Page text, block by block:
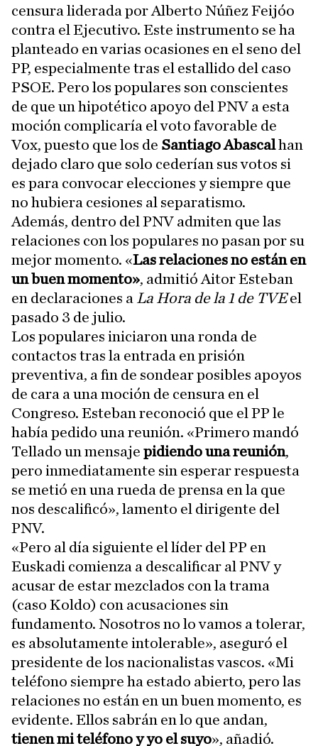
censura liderada por Alberto Núñez Feijóo
contra el Ejecutivo. Este instrumento se ha
planteado en varias ocasiones en el seno del
PP, especialmente tras el estallido del caso
PSOE. Pero los populares son conscientes
de que un hipotético apoyo del PNV a esta
moción complicaría el voto favorable de
Vox, puesto que los de Santiago Abascalhan
dejado claro que solo cederían sus votos si
es para convocar elecciones y siempre que
no hubiera cesiones al separatismo.
Además, dentro del PNV admiten que las
relaciones con los populares no pasan por su
mejor momento. «Las relaciones no están en
un buen momento», admitió Aitor Esteban
en declaraciones a La Hora de la 1 de TVEel
pasado 3 de julio.
Los populares iniciaron una ronda de
contactos tras la entrada en prisión
preventiva, a fin de sondear posibles apoyos
de cara a una moción de censura en el
Congreso. Esteban reconoció que el PP le
había pedido una reunión. «Primero mandó
Tellado un mensaje pidiendo una reunión,
pero inmediatamente sin esperar respuesta
se metió en una rueda de prensa en la que
nos descalificó», lamento el dirigente del
PNV.
«Pero al día siguiente el líder del PP en
Euskadi comienza a descalificar al PNV y
acusar de estar mezclados con la trama
(caso Koldo) con acusaciones sin
fundamento. Nosotros no lo vamos a tolerar,
es absolutamente intolerable», aseguró el
presidente de los nacionalistas vascos. «Mi
teléfono siempre ha estado abierto, pero las
relaciones no están en un buen momento, es
evidente. Ellos sabrán en lo que andan,
tienen mi teléfono y yo el suyo», añadió.